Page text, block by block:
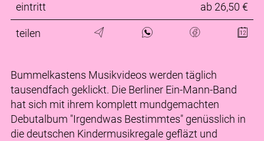
eintritt
ab 26,50 €
teilen
Bummelkastens Musikvideos werden täglich
tausendfach geklickt. Die Berliner Ein-Mann-Band
hat sich mit ihrem komplett mundgemachten
Debutalbum "Irgendwas Bestimmtes" genüsslich in
die deutschen Kindermusikregale gefläzt und